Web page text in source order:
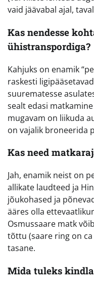
vaid jäävabal ajal,
Kas nendesse
ühistranspordiga?
Kahjuks on enamik
raskesti
suurematesse
sealt edasi
mugavam on liikuda
on vajalik broneerida
Kas need
Jah, enamik neist on
allikate laudteed ja
jõukohased ja
ääres olla
Osmussaare matk
tõttu (saare ring on
tasane.
Mida tuleks